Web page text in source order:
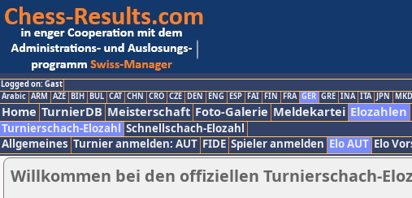
Logged on: Gast
Arabic ARM AZE BIH BUL CAT CHN CRO CZE DEN ENG ESP FAI FIN FRA GER GRE INA ITA JPN MKD
Home TurnierDB Meisterschaft Foto-Galerie Meldekartei Elozahlen
Turnierschach-Elozahl Schnellschach-Elozahl
Allgemeines Turnier anmelden: AUT FIDE Spieler anmelden Elo AUT Elo
Willkommen bei den offiziellen Turnierschach-